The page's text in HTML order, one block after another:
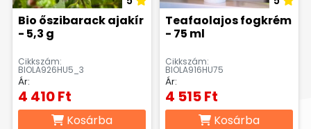
Bio őszibarack ajakír
- 5,3 g
Cikkszám:
BIOLA926HU5_3
Ár:
4 410 Ft
Kosárba
Teafaolajos fogkrém
- 75 ml
Cikkszám:
BIOLA916HU75
Ár:
4 515 Ft
Kosárba